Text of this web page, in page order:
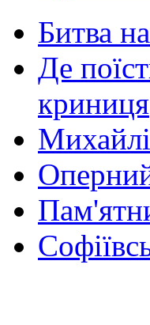
Битва
Де
криниця